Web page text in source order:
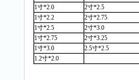
1寸*2.0
2寸*2.5
1寸*2.2
2寸*2.75
1寸*2.5
2寸*3.0
1寸*2.75
2寸*3.25
1寸*3.0
2.5寸*2.5
1.2寸*2.0